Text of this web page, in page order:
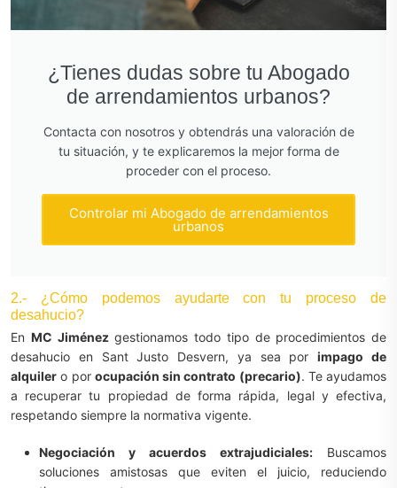
¿Tienes dudas sobre tu Abogado
de arrendamientos urbanos?
Contacta con nosotros y obtendrás una valoración de
tu situación, y te explicaremos la mejor forma de
proceder con el proceso.
Controlar mi Abogado de arrendamientos
urbanos
2.- ¿Cómo podemos ayudarte con tu proceso de
desahucio?
En MC Jiménezgestionamos todo tipo de procedimientos de
desahucio en Sant Justo Desvern, ya sea porimpago de
alquiler o por ocupación sin contrato (precario). Te ayudamos
a recuperar tu propiedad de forma rápida, legal y efectiva,
respetando siempre la normativa vigente.
Negociación y acuerdos extrajudiciales: Buscamos
soluciones amistosas que eviten el juicio, reduciendo